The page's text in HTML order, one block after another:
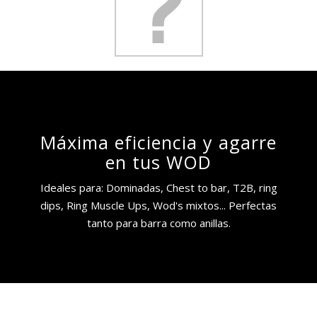
Máxima eficiencia y agarre
en tus WOD
Ideales para: Dominadas, Chest to bar, T2B, ring
dips, Ring Muscle Ups, Wod's mixtos... Perfectas
tanto para barra como anillas.